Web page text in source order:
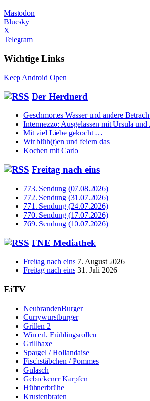
Mastodon
Bluesky
X
Telegram
Wichtige Links
Keep Android Open
Der Herdnerd
Geschmortes Wasser und andere
Intermezzo: Ausgelassen mit Ursula und
Mit viel Liebe gekocht …
Wir blüh(t)en und feiern das
Kochen mit Carlo
Freitag nach eins
773. Sendung (07.08.2026)
772. Sendung (31.07.2026)
771. Sendung (24.07.2026)
770. Sendung (17.07.2026)
769. Sendung (10.07.2026)
FNE Mediathek
Freitag nach eins 7. August 2026
Freitag nach eins 31. Juli 2026
EiTV
NeubrandenBurger
Currywurstburger
Grillen 2
Winterl. Frühlingsrollen
Grillhaxe
Spargel / Hollandaise
Fischstäbchen / Pommes
Gulasch
Gebackener Karpfen
Hühnerbrühe
Krustenbraten